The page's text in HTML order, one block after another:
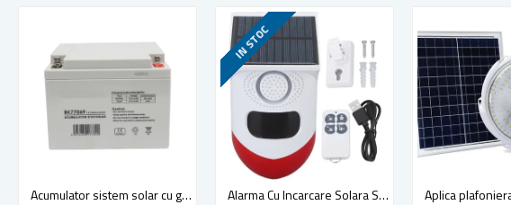
Acumulator sistem solar cu gel, 12V 28Ah 20HR, 175x165x125mm
IN STOC
Alarma Cu Incarcare Solara Si Telecomanda Pentru Exterior